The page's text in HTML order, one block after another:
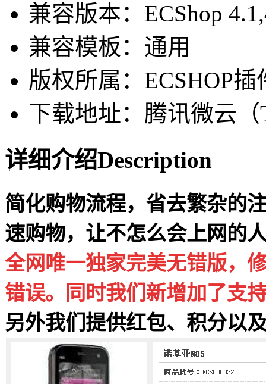
兼容版本：ECShop
兼容模板：通用
版权所属：ECSHOP插
下载地址：腾讯微云（
详细介绍Description
简化购物流程，省去繁杂的
速购物，让不怎么会上网的
全网唯一独家完美无错版，
错误。同时我们新增加了支
另外我们提供红包、积分以